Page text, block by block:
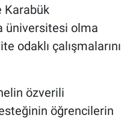
Karabük
üniversitesi olma
odaklı çalışmalarını
özverili
öğrencilerin